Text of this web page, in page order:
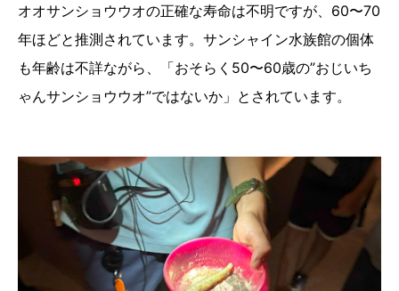
オオサンショウウオの正確な寿命は不明ですが、60〜70
年ほどと推測されています。サンシャイン水族館の個体
も年齢は不詳ながら、「おそらく50〜60歳の”おじいち
ゃんサンショウウオ”ではないか」とされています。